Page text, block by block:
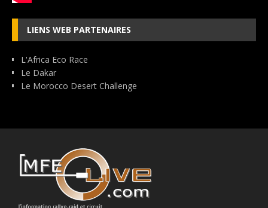
LIENS WEB PARTENAIRES
L'Africa Eco Race
Le Dakar
Le Morocco Desert Challenge